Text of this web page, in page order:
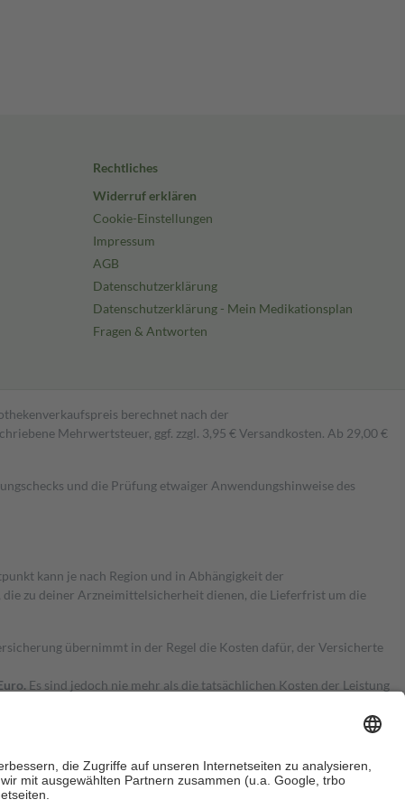
Rechtliches
Widerruf erklären
Cookie-Einstellungen
Impressum
AGB
Datenschutzerklärung
Datenschutzerklärung - Mein Medikationsplan
Fragen & Antworten
berechnet nach der
Mehrwertsteuer, ggf. zzgl. 3,95 € Versandkosten. Ab 29,00 €
und die Prüfung etwaiger Anwendungshinweise des
kann je nach Region und in Abhängigkeit der
zu deiner Arzneimittelsicherheit dienen, die Lieferfrist um die
übernimmt in der Regel die Kosten dafür, der Versicherte
Es sind jedoch nie mehr als die tatsächlichen Kosten der Leistung
Zuzahlungen an bei: